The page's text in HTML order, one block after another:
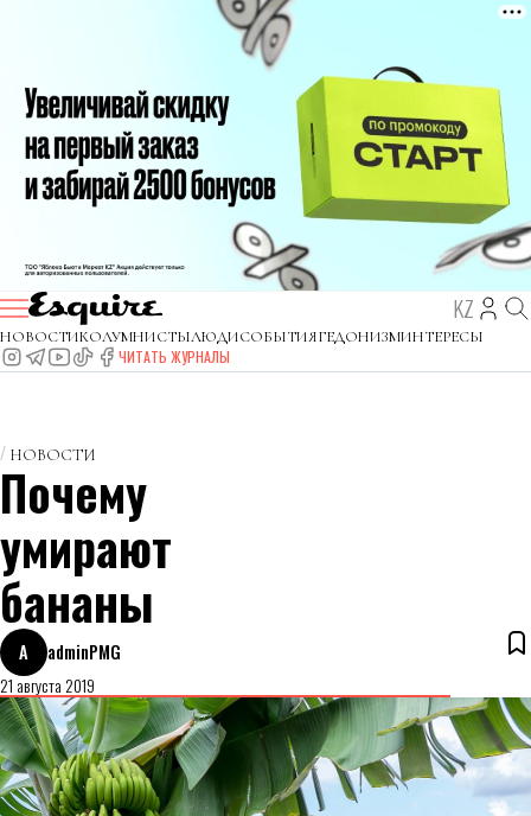
KZ
НОВОСТИКОЛУМНИСТЫЛЮДИСОБЫТИЯГЕДОНИЗМИНТЕРЕСЫ
ЧИТАТЬ ЖУРНАЛЫ
НОВОСТИ
Почему
умирают
бананы
A
adminPMG
21 августа 2019